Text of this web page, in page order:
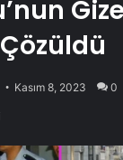
Kasım 8, 2023 0